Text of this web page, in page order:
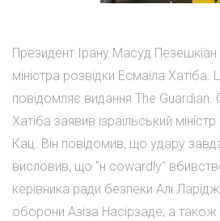
Президент Ірану Масуд
міністра розвідки Есмаїла
повідомляє видання The
Хатіба заявив ізраїльський
Кац. Він повідомив, що удару
висловив, що "н cowardly"
керівника ради безпеки Алі
оборони Азіза Насірзаде, а також